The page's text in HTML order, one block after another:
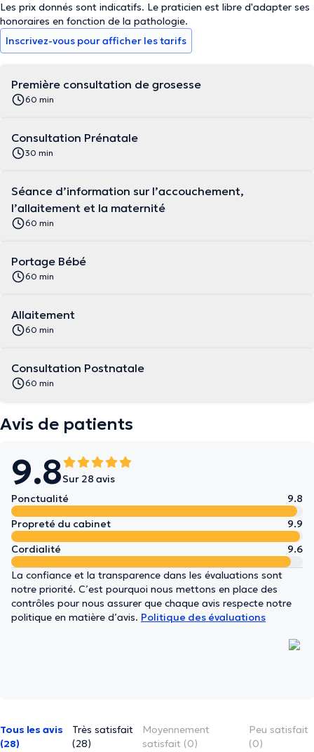
Les prix donnés sont indicatifs. Le praticien est libre d'adapter ses
honoraires en fonction de la pathologie.
Inscrivez-vous pour afficher les tarifs
Première consultation de grosesse
60 min
Consultation Prénatale
30 min
Séance d’information sur l’accouchement,
l’allaitement et la maternité
60 min
Portage Bébé
60 min
Allaitement
60 min
Consultation Postnatale
60 min
Avis de patients
9.8Sur 28 avis
Ponctualité
9.8
Propreté du cabinet
9.9
Cordialité
9.6
La confiance et la transparence dans les évaluations sont
notre priorité. C’est pourquoi nous mettons en place des
contrôles pour nous assurer que chaque avis respecte notre
politique en matière d’avis. Politique des évaluations
Tous les avis
(28)
Très satisfait
(28)
Moyennement
satisfait (0)
Peu satisfait
(0)